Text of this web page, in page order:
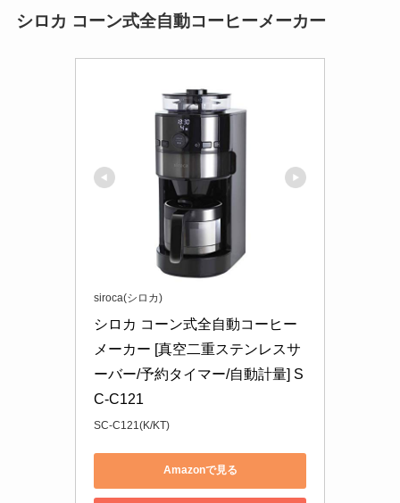
シロカ コーン式全自動コーヒーメーカー
siroca(シロカ)
シロカ コーン式全自動コーヒー
メーカー [真空二重ステンレスサ
ーバー/予約タイマー/自動計量] S
C-C121
SC-C121(K/KT)
Amazonで見る